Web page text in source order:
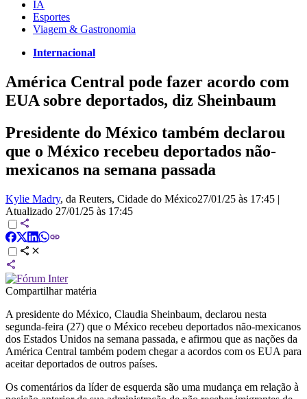
IA
Esportes
Viagem & Gastronomia
Internacional
América Central pode fazer acordo com
EUA sobre deportados, diz Sheinbaum
Presidente do México também declarou
que o México recebeu deportados não-
mexicanos na semana passada
Kylie Madry, da Reuters, Cidade do México27/01/25 às 17:45 |
Atualizado 27/01/25 às 17:45
Compartilhar matéria
A presidente do México, Claudia Sheinbaum, declarou nesta
segunda-feira (27) que o México recebeu deportados não-mexicanos
dos Estados Unidos na semana passada, e afirmou que as nações da
América Central também podem chegar a acordos com os EUA para
aceitar deportados de outros países.
Os comentários da líder de esquerda são uma mudança em relação à